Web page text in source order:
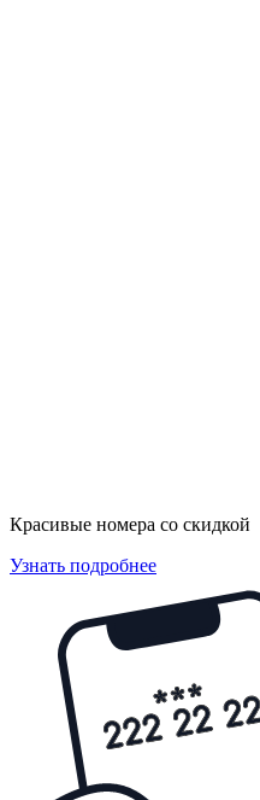
Красивые номера со скидкой
Узнать подробнее